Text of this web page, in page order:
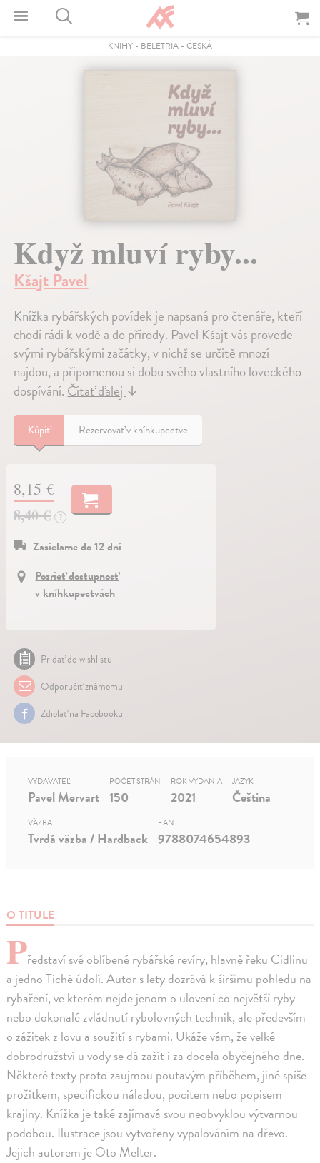
KNIHY - BELETRIA - ČESKÁ
Když mluví ryby...
Kšajt Pavel
Knížka rybářských povídek je napsaná pro čtenáře, kteří
chodí rádi k vodě a do přírody. Pavel Kšajt vás provede
svými rybářskými začátky, v nichž se určitě mnozí
najdou, a připomenou si dobu svého vlastního loveckého
dospívání.Čítať ďalej↓
Kúpiť Rezervovať v kníhkupectve
8,15 €
8,40 €
?
Zasielame do 12 dní
Pozrieť dostupnosť
v kníhkupectvách
Pridať do wishlistu
Odporučiť známemu
Zdielať na Facebooku
O TITULE
Představí své oblíbené rybářské revíry, hlavně řeku Cidlinu
a jedno Tiché údolí. Autor s lety dozrává k širšímu pohledu na
rybaření, ve kterém nejde jenom o ulovení co největší ryby
nebo dokonalé zvládnutí rybolovných technik, ale především
o zážitek z lovu a soužití s rybami. Ukáže vám, že velké
dobrodružství u vody se dá zažít i za docela obyčejného dne.
Některé texty proto zaujmou poutavým příběhem, jiné spíše
prožitkem, specifickou náladou, pocitem nebo popisem
krajiny. Knížka je také zajímavá svou neobvyklou výtvarnou
podobou. Ilustrace jsou vytvořeny vypalováním na dřevo.
Jejich autorem je Oto Melter.
VYDAVATEĽ
Pavel Mervart
POČET STRÁN
150
ROK VYDANIA
2021
JAZYK
Čeština
VÄZBA
Tvrdá väzba / Hardback
EAN
9788074654893